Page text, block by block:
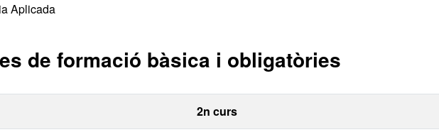
Aplicada
de formació bàsica i obligatòries
2n curs